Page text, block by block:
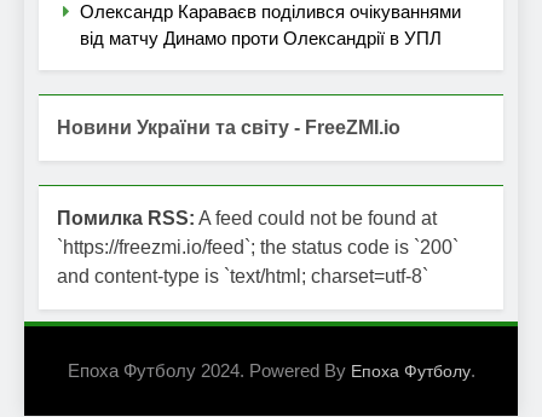
Олександр Караваєв поділився очікуваннями
від матчу Динамо проти Олександрії в УПЛ
Новини України та світу - FreeZMI.io
Помилка RSS: A feed could not be found at
`https://freezmi.io/feed`; the status code is `200`
and content-type is `text/html; charset=utf-8`
Епоха Футболу 2024. Powered By Епоха Футболу.